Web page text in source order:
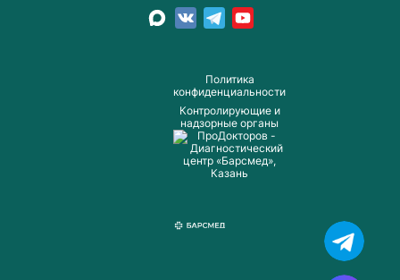
Пoлитика
конфиденциальности
Контролирующие и
надзорные органы